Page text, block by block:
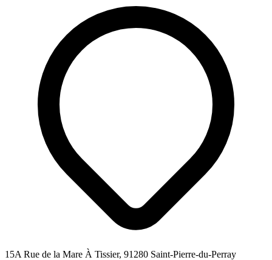
15A Rue de la Mare À Tissier, 91280 Saint-Pierre-du-Perray